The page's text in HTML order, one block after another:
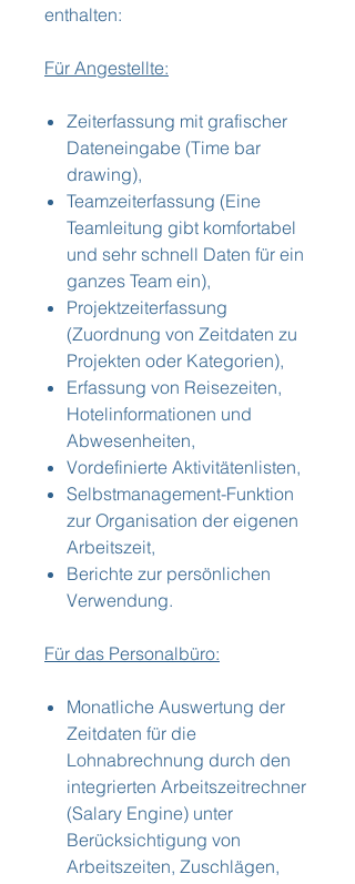
enthalten:
Für Angestellte:
Zeiterfassung mit grafischer
Dateneingabe (Time bar
drawing),
Teamzeiterfassung (Eine
Teamleitung gibt komfortabel
und sehr schnell Daten für ein
ganzes Team ein),
Projektzeiterfassung
(Zuordnung von Zeitdaten zu
Projekten oder Kategorien),
Erfassung von Reisezeiten,
Hotelinformationen und
Abwesenheiten,
Vordefinierte Aktivitätenlisten,
Selbstmanagement-Funktion
zur Organisation der eigenen
Arbeitszeit,
Berichte zur persönlichen
Verwendung.
Für das Personalbüro:
Monatliche Auswertung der
Zeitdaten für die
Lohnabrechnung durch den
integrierten Arbeitszeitrechner
(Salary Engine) unter
Berücksichtigung von
Arbeitszeiten, Zuschlägen,